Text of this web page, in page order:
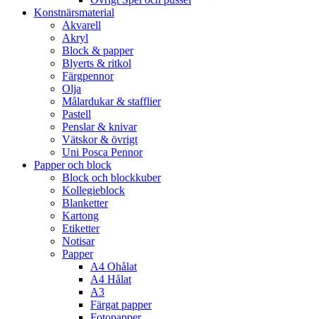
Konstnärsmaterial
Akvarell
Akryl
Block & papper
Blyerts & ritkol
Färgpennor
Olja
Målardukar & stafflier
Pastell
Penslar & knivar
Vätskor & övrigt
Uni Posca Pennor
Papper och block
Block och blockkuber
Kollegieblock
Blanketter
Kartong
Etiketter
Notisar
Papper
A4 Ohålat
A4 Hålat
A3
Färgat papper